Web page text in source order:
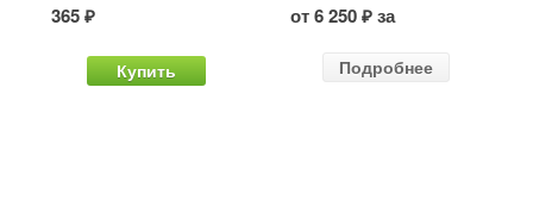
365 ₽
Купить
от 6 250 ₽ за
Подробнее